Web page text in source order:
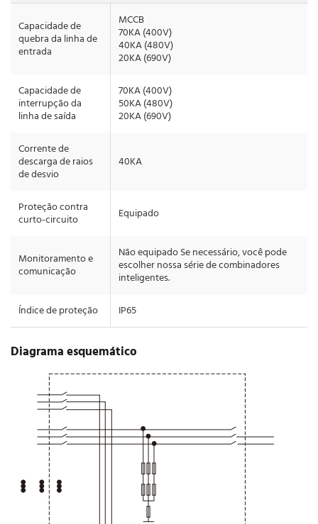
Capacidade de
quebra da linha de
entrada
MCCB
70KA (400V)
40KA (480V)
20KA (690V)
Capacidade de
interrupção da
linha de saída
70KA (400V)
50KA (480V)
20KA (690V)
Corrente de
descarga de raios
de desvio
40KA
Proteção contra
curto-circuito Equipado
Monitoramento e
comunicação
Não equipado Se necessário, você pode
escolher nossa série de combinadores
inteligentes.
Índice de proteção
IP65
Diagrama esquemático